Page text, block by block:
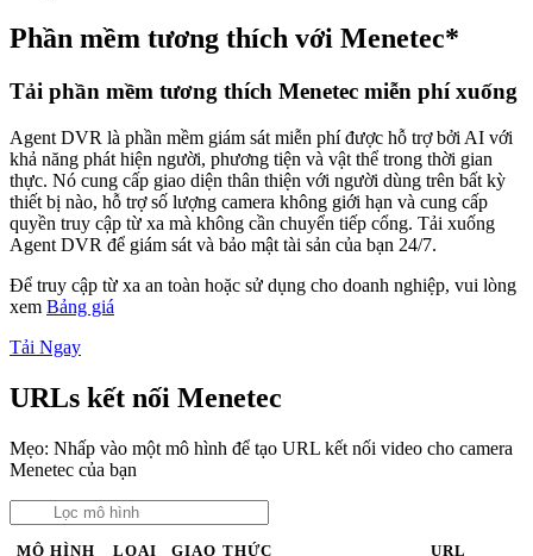
Phần mềm tương thích với Menetec*
Tải phần mềm tương thích Menetec miễn phí xuống
Agent DVR là phần mềm giám sát miễn phí được hỗ trợ bởi AI với
khả năng phát hiện người, phương tiện và vật thể trong thời gian
thực. Nó cung cấp giao diện thân thiện với người dùng trên bất kỳ
thiết bị nào, hỗ trợ số lượng camera không giới hạn và cung cấp
quyền truy cập từ xa mà không cần chuyển tiếp cổng. Tải xuống
Agent DVR để giám sát và bảo mật tài sản của bạn 24/7.
Để truy cập từ xa an toàn hoặc sử dụng cho doanh nghiệp, vui lòng
xem Bảng giá
Tải Ngay
URLs kết nối Menetec
Mẹo: Nhấp vào một mô hình để tạo URL kết nối video cho camera
Menetec của bạn
MÔ HÌNH LOẠI GIAO THỨC URL